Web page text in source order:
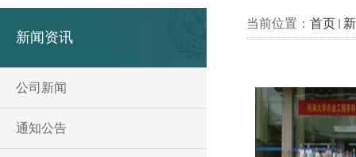
新闻资讯
公司新闻
通知公告
当前位置： 首页